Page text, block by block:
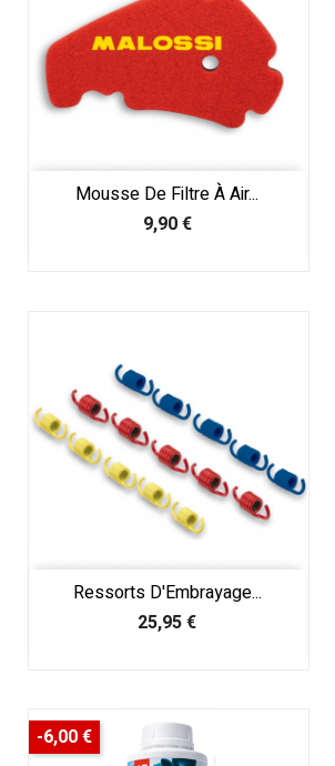
Mousse De Filtre À Air...
Prix
9,90 €
Ressorts D'Embrayage...
Prix
25,95 €
-6,00 €